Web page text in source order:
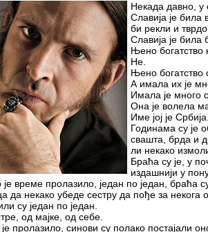
Некада давно, у
Славија је била
би рекли и
Славија је била
Њено богатство
Не.
Њено
А имала их је
Имала је много
Она је волела
Име јој је
Годинама су је
свашта, брда и
ли некако
Браћа су је, у
издашнији у
је време пролазило, један по један, браћа
да некако убеде сестру да пође за некога
су један по један.
од мајке, од себе.
пролазило, синови су полако постајали